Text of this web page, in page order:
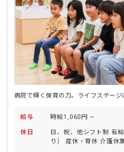
給与 時給1,060円 ~
休日
日、祝、他シフト制 有
り） 産休・育休 介護休